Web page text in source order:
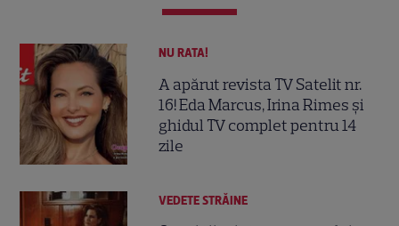
NU RATA!
A apărut revista TV Satelit nr.
16! Eda Marcus, Irina Rimes și
ghidul TV complet pentru 14
zile
VEDETE STRĂINE